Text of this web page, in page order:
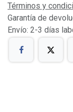
Términos y
Garantía de
Envío: 2-3 días